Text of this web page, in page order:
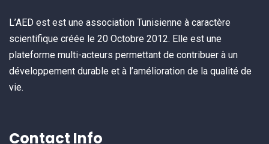
L’AED est est une association Tunisienne à caractère
scientifique créée le 20 Octobre 2012. Elle est une
plateforme multi-acteurs permettant de contribuer à un
développement durable et à l’amélioration de la qualité de
vie.
Contact Info